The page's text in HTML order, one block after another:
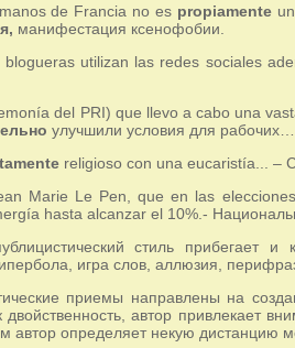
de Francia no es propiamente
манифестация ксенофобии.
utilizan las redes sociales
del PRI) que llevo a cabo una
улучшили условия для рабочих…
religioso con una eucaristía... –
Marie Le Pen, que en las
hasta alcanzar el 10%.-
стиль прибегает и
игра слов, аллюзия,
приемы направлены на
автор привлекает
автор определяет некую дистанцию